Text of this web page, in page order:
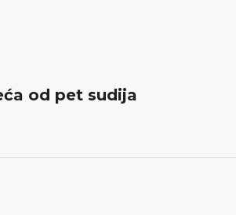
od pet sudija